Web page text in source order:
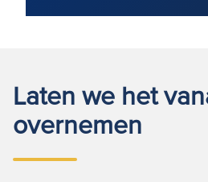
Laten we het
overnemen